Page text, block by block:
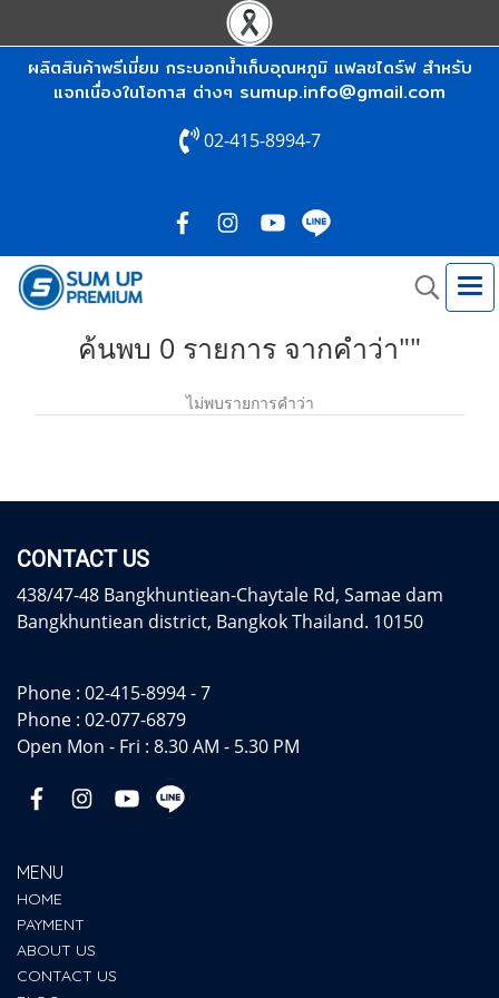
ผลิตสินค้าพรีเมี่ยม กระบอกน้ำเก็บอุณหภูมิ แฟลชไดร์ฟ สำหรับ
แจกเนื่องในโอกาส ต่างๆ sumup.info@gmail.com
02-415-8994-7
ค้นพบ 0 รายการ จากคำว่า""
ไม่พบรายการคำว่า
CONTACT US
438/47-48 Bangkhuntiean-Chaytale Rd, Samae dam
Bangkhuntiean district, Bangkok Thailand. 10150
Phone : 02-415-8994 - 7
Phone : 02-077-6879
Open Mon - Fri : 8.30 AM - 5.30 PM
MENU
HOME
PAYMENT
ABOUT US
CONTACT US